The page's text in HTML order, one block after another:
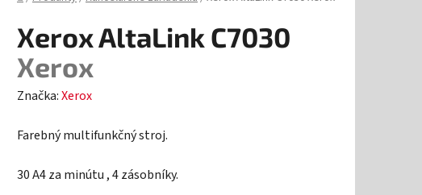
Xerox AltaLink C7030
Xerox
Značka:Xerox
Farebný multifunkčný stroj.
30 A4 za minútu , 4 zásobníky.